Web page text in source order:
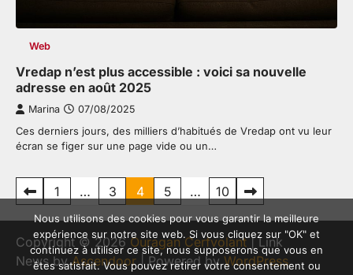
Web
Vredap n’est plus accessible : voici sa nouvelle
adresse en août 2025
Marina 07/08/2025
Ces derniers jours, des milliers d’habitués de Vredap ont vu leur
écran se figer sur une page vide ou un…
Pagination
des
publications
1 … 3 4 5 … 10
Copyright © 2026Ouragan Cerfvolant| Link
News byAscendoor| Powered byWordPress.
Nous utilisons des cookies pour vous garantir la meilleure
expérience sur notre site web. Si vous cliquez sur "OK" et
continuez à utiliser ce site, nous supposerons que vous en
êtes satisfait. Vous pouvez retirer votre consentement ou